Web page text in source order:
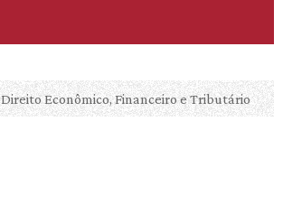
Direito Econômico, Financeiro e Tributário